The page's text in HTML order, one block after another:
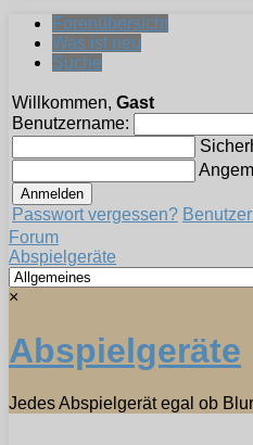
Forenübersicht
Was ist neu
Suche
Willkommen, Gast
Benutzername:
Passwort vergessen?
Forum
Abspielgeräte
×
Abspielgeräte
Jedes Abspielgerät egal ob